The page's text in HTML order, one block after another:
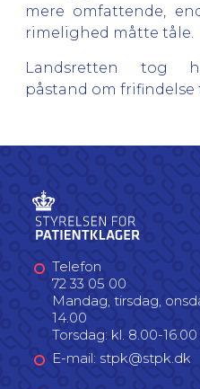
mere omfattende,
rimelighed måtte tåle.
Landsretten tog
påstand om frifindelse
Telefon
72 33 05 00
Mandag, tirsdag,
14.00
Torsdag: kl. 8.00-16.00
E-mail: stpk@stpk.dk